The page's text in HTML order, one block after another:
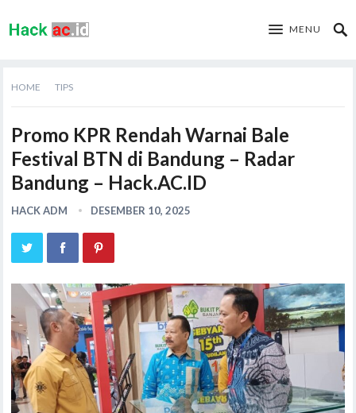
MENU
HOME TIPS
Promo KPR Rendah Warnai Bale
Festival BTN di Bandung – Radar
Bandung – Hack.AC.ID
HACK ADM DESEMBER 10, 2025